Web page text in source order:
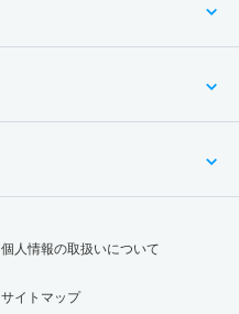
個人情報の取扱いについて
サイトマップ